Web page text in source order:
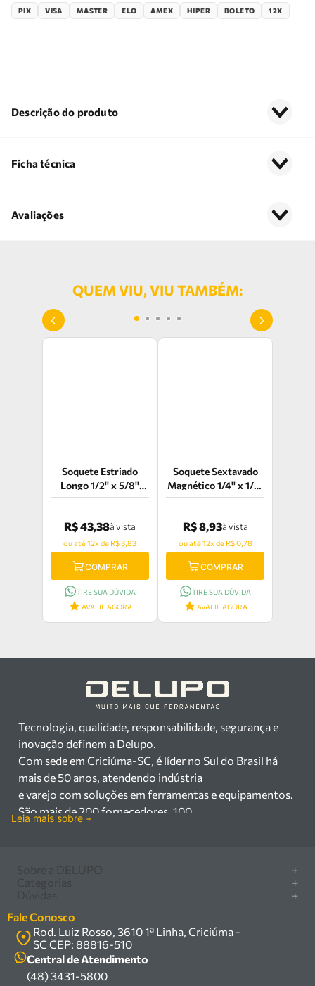
PIX VISA MASTER ELO AMEX HIPER BOLETO 12X
Descrição do produto
Ficha técnica
Avaliações
QUEM VIU, VIU TAMBÉM:
Soquete Estriado
Longo 1/2'' x 5/8''
Tramontina Pro -
R$ 43,38à vista
ou até 12x de R$ 3,83
COMPRAR
TIRE SUA DÚVIDA
AVALIE AGORA
Soquete Sextavado
Magnético 1/4'' x 1/4''
Vonder -
R$ 8,93à vista
ou até 12x de R$ 0,78
COMPRAR
TIRE SUA DÚVIDA
AVALIE AGORA
Tecnologia, qualidade, responsabilidade, segurança e
inovação definem a Delupo.
Com sede em Criciúma-SC, é líder no Sul do Brasil há
mais de 50 anos, atendendo indústria
e varejo com soluções em ferramentas e equipamentos.
São mais de 200 fornecedores, 100
equipamentos industriais no Sul do Brasil. Com sede em
Criciúma – SC, atendemos os
setores industrial e varejista com um amplo portfólio de
produtos à pronta entrega.
Trabalhamos com mais de 200 fornecedores parceiros e
um estoque com mais de
Leia mais sobre +
+
Marcas
Política de privacidade
Política de entrega
Termos e condições
+
Serra circular
Compressor
Caixa Organizadora
Carrinho Armazém
+
Como comprar
Central de ajuda
Troca, devolução e garantia
Fale Conosco
Rod. Luiz Rosso, 3610 1ª Linha, Criciúma -
SC CEP: 88816-510
Central de Atendimento
(48) 3431-5800